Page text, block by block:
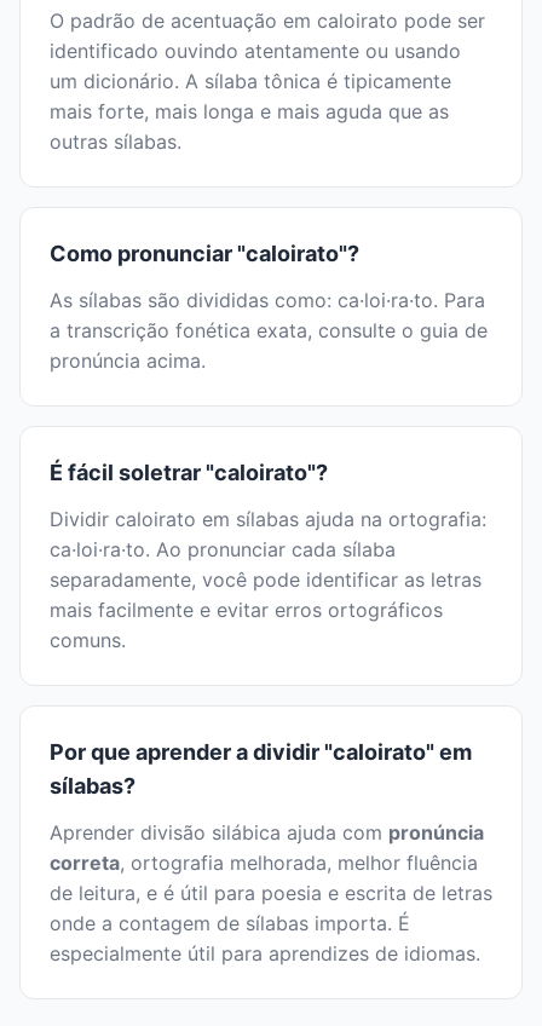
O padrão de acentuação em caloirato pode ser
identificado ouvindo atentamente ou usando
um dicionário. A sílaba tônica é tipicamente
mais forte, mais longa e mais aguda que as
outras sílabas.
Como pronunciar "caloirato"?
As sílabas são divididas como: ca·loi·ra·to. Para
a transcrição fonética exata, consulte o guia de
pronúncia acima.
É fácil soletrar "caloirato"?
Dividir caloirato em sílabas ajuda na ortografia:
ca·loi·ra·to. Ao pronunciar cada sílaba
separadamente, você pode identificar as letras
mais facilmente e evitar erros ortográficos
comuns.
Por que aprender a dividir "caloirato" em
sílabas?
Aprender divisão silábica ajuda com pronúncia
correta, ortografia melhorada, melhor fluência
de leitura, e é útil para poesia e escrita de letras
onde a contagem de sílabas importa. É
especialmente útil para aprendizes de idiomas.